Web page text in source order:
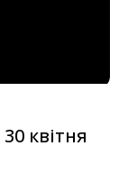
квітня